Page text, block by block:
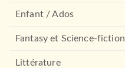
Enfant / Ados
Fantasy et Science-fiction
Littérature